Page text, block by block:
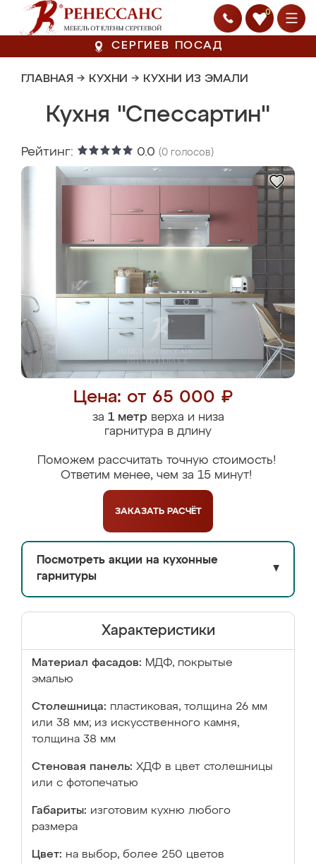
0
СЕРГИЕВ ПОСАД
ГЛАВНАЯ → КУХНИ → КУХНИ ИЗ ЭМАЛИ
Кухня "Спессартин"
Рейтинг: 0.0 (0 голосов)
Цена: от 65 000 ₽
за 1 метрверха и низа
гарнитура в длину
Поможем рассчитать точную стоимость!
Ответим менее, чем за 15 минут!
ЗАКАЗАТЬ РАСЧЁТ
Посмотреть акции на кухонные
гарнитуры
▼
Характеристики
Материал фасадов: МДФ, покрытые
эмалью
Столешница: пластиковая, толщина 26 мм
или 38 мм; из искусственного камня,
толщина 38 мм
Стеновая панель: ХДФ в цвет столешницы
или с фотопечатью
Габариты: изготовим кухню любого
размера
Цвет: на выбор, более 250 цветов